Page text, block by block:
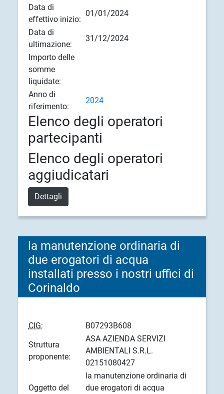
Data di
effettivo inizio:
01/01/2024
Data di
ultimazione:
31/12/2024
Importo delle
somme
liquidate:
Anno di
riferimento:
2024
Elenco degli operatori
partecipanti
Elenco degli operatori
aggiudicatari
Dettagli
la manutenzione ordinaria di
due erogatori di acqua
installati presso i nostri uffici di
Corinaldo
CIG:
B07293B608
Struttura
proponente:
ASA AZIENDA SERVIZI
AMBIENTALI S.R.L.
02151080427
Oggetto del
la manutenzione ordinaria di
due erogatori di acqua